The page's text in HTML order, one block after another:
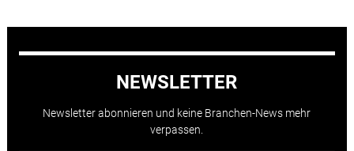
NEWSLETTER
Newsletter abonnieren und keine Branchen-News mehr
verpassen.